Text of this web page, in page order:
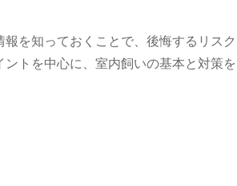
を知っておくことで、後悔するリスク
トを中心に、室内飼いの基本と対策を